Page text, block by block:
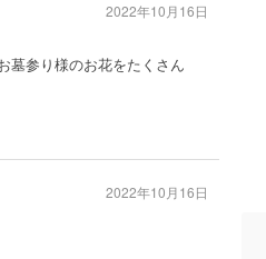
墓参り様のお花をたくさん
2022年10月16日
2022年10月16日